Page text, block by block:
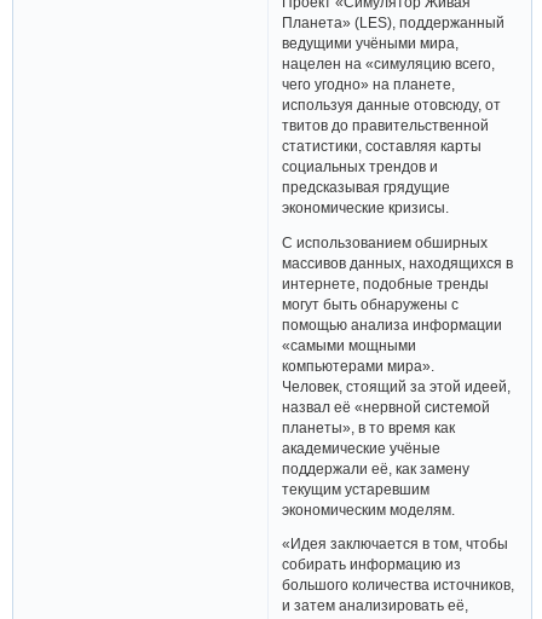
Планета» (LES), поддержанный
ведущими учёными мира,
нацелен на «симуляцию всего,
чего угодно» на планете,
используя данные отовсюду, от
твитов до правительственной
статистики, составляя карты
социальных трендов и
предсказывая грядущие
экономические кризисы.
С использованием обширных
массивов данных, находящихся в
интернете, подобные тренды
могут быть обнаружены с
помощью анализа информации
«самыми мощными
компьютерами мира».
Человек, стоящий за этой идеей,
назвал её «нервной системой
планеты», в то время как
академические учёные
поддержали её, как замену
текущим устаревшим
экономическим моделям.
«Идея заключается в том, чтобы
собирать информацию из
большого количества источников,
и затем анализировать её,